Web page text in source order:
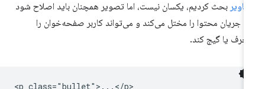
بحث کردیم، یکسان نیست، اما تصویر همچنان باید اصلاح شود
جریان محتوا را مختل می‌کند و می‌تواند کاربر صفحه‌خوان را
یا گیج کند.